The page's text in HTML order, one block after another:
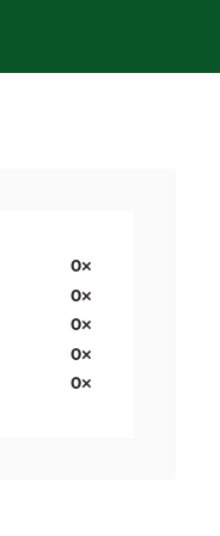
0×
0×
0×
0×
0×